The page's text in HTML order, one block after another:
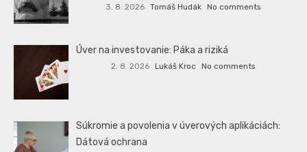
3. 8. 2026 Tomáš Hudák No comments
Úver na investovanie: Páka a riziká
2. 8. 2026 Lukáš Kroc No comments
Súkromie a povolenia v úverových aplikáciách:
Dátová ochrana